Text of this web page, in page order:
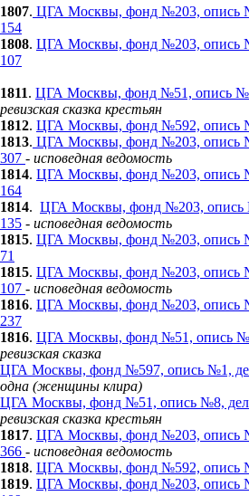
1807. ЦГА Москвы, фонд №203, опись
154
1808. ЦГА Москвы, фонд №203, опись
107
1811. ЦГА Москвы, фонд №51, опись
ревизская сказка крестьян
1812. ЦГА Москвы, фонд №592, опись
1813. ЦГА Москвы, фонд №203, опись
307 - исповедная ведомость
1814. ЦГА Москвы, фонд №203, опись
164
1814. ЦГА Москвы, фонд №203, опись
135 - исповедная ведомость
1815. ЦГА Москвы, фонд №203, опись
71
1815. ЦГА Москвы, фонд №203, опись
107 - исповедная ведомость
1816. ЦГА Москвы, фонд №203, опись
237
1816. ЦГА Москвы, фонд №51, опись
ревизская сказка
ЦГА Москвы, фонд №597, опись №1,
одна (женщины клира)
ЦГА Москвы, фонд №51, опись №8,
ревизская сказка крестьян
1817. ЦГА Москвы, фонд №203, опись
366 - исповедная ведомость
1818. ЦГА Москвы, фонд №592, опись
1819. ЦГА Москвы, фонд №203, опись